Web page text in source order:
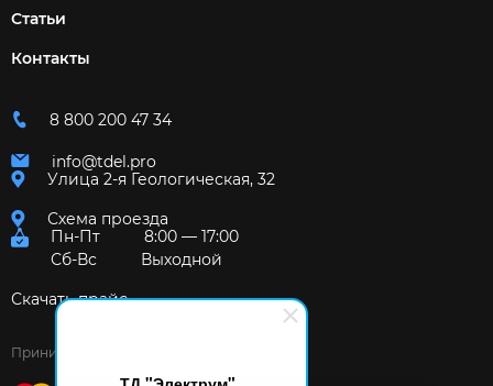
Статьи
Контакты
8 800 200 47 34
info@tdel.pro
Улица 2-я Геологическая, 32
Схема проезда
Пн-Пт
8:00 — 17:00
Сб-Вс
Выходной
Скачать прайс
Принимаем к оплате: